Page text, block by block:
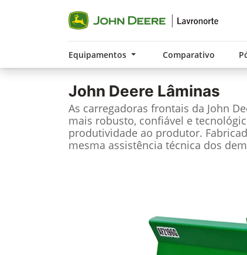
Equipamentos Comparativo
John Deere Lâminas
As carregadoras frontais da John
mais robusto, confiável e
produtividade ao produtor.
mesma assistência técnica dos